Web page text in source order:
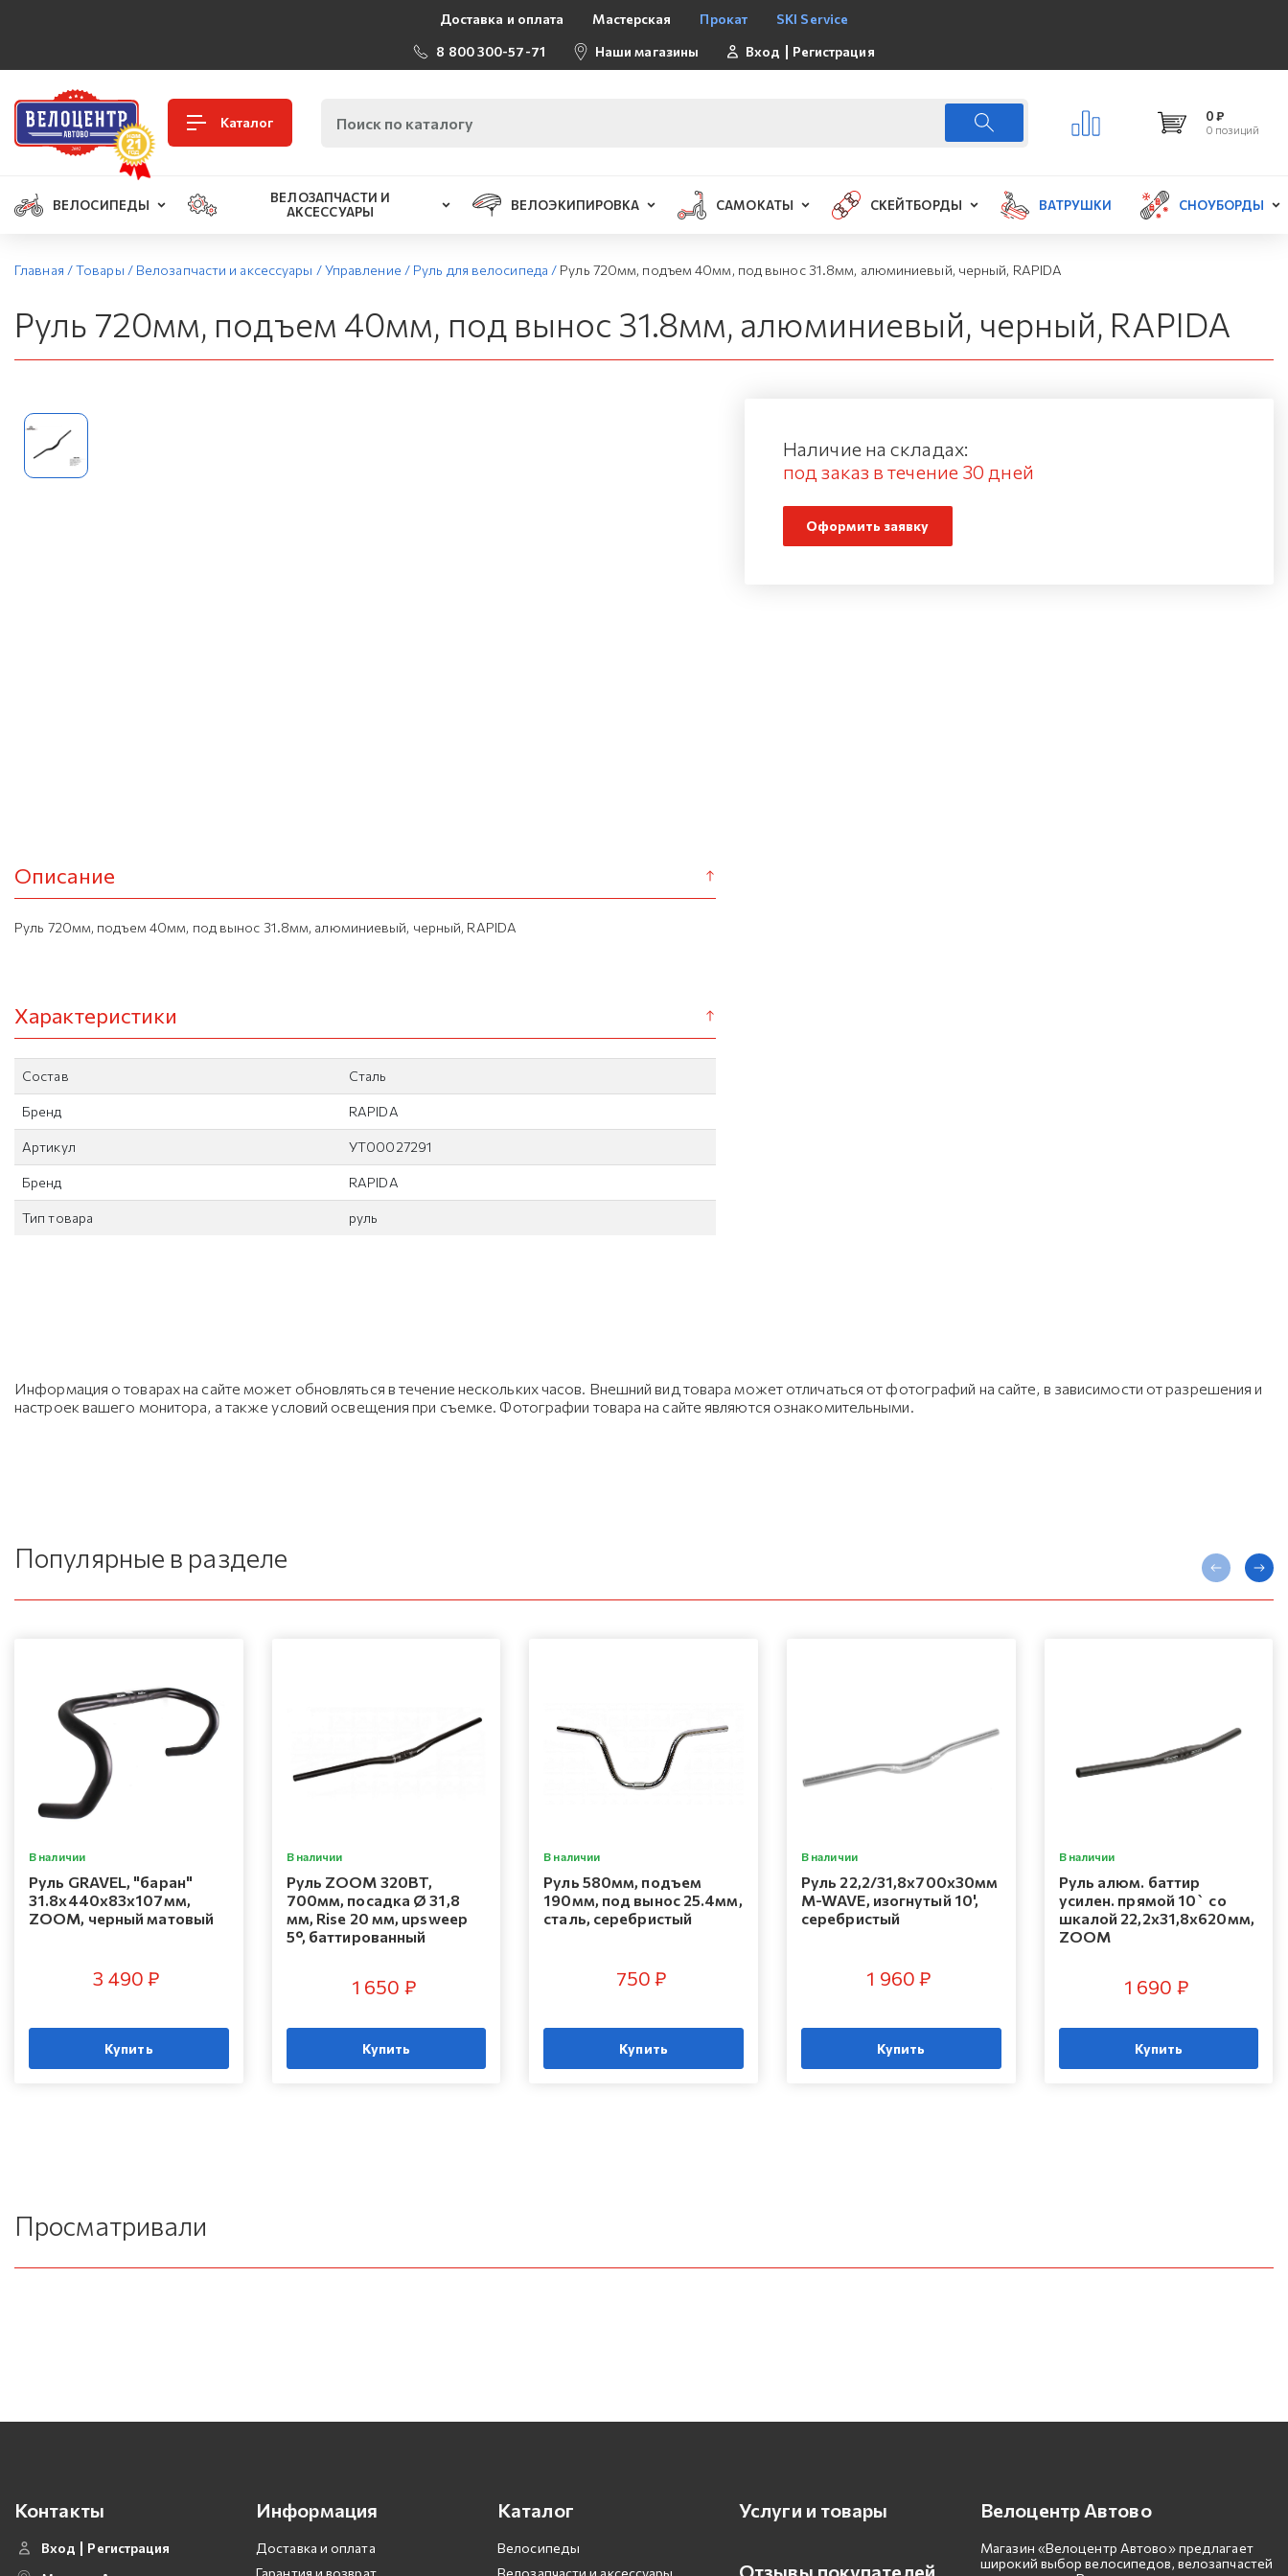
Доставка и оплата Мастерская Прокат
SKI Service
8 800 300-57-71
Наши магазины Вход Регистрация
Каталог 0 ₽
0 позиций
ВЕЛОСИПЕДЫ
ВЕЛОЗАПЧАСТИ И
АКСЕССУАРЫ
ВЕЛОЭКИПИРОВКА САМОКАТЫ СКЕЙТБОРДЫ ВАТРУШКИ СНОУБОРДЫ
Главная /Товары / Велозапчасти и аксессуары /Управление / Руль для велосипеда / Руль 720мм, подъем 40мм, под вынос 31.8мм, алюминиевый, черный, RAPIDA
Руль 720мм, подъем 40мм, под вынос 31.8мм, алюминиевый, черный, RAPIDA
Описание
Руль 720мм, подъем 40мм, под вынос 31.8мм, алюминиевый, черный, RAPIDA
Характеристики
Состав Сталь
Бренд RAPIDA
Артикул УТ00027291
Бренд RAPIDA
Тип товара руль
Наличие на складах:
под заказ в течение 30 дней
Оформить заявку
Информация о товарах на сайте может обновляться в течение нескольких часов. Внешний вид товара может отличаться от фотографий на сайте, в зависимости от разрешения и
настроек вашего монитора, а также условий освещения при съемке. Фотографии товара на сайте являются ознакомительными.
Популярные в разделе
В наличии
Руль GRAVEL, "баран"
31.8x440х83х107мм,
ZOOM, черный матовый
3 490 ₽
Купить
В наличии
Руль ZOOM 320BT,
700мм, посадка Ø 31,8
мм, Rise 20 мм, upsweep
5°, баттированный
1 650 ₽
Купить
В наличии
Руль 580мм, подъем
190мм, под вынос 25.4мм,
сталь, серебристый
750 ₽
Купить
В наличии
Руль 22,2/31,8x700х30мм
M-WAVE, изогнутый 10',
серебристый
1 960 ₽
Купить
В наличии
Руль алюм. баттир
усилен. прямой 10` со
шкалой 22,2х31,8х620мм,
ZOOM
1 690 ₽
Купить
Просматривали
Контакты
Вход
Регистрация
Информация
Доставка и оплата
Гарантия и возврат
Каталог
Велосипеды
Велозапчасти и аксессуары
Услуги и товары
Отзывы покупателей
Велоцентр Автово
Магазин «Велоцентр Автово» предлагает
широкий выбор велосипедов, велозапчастей